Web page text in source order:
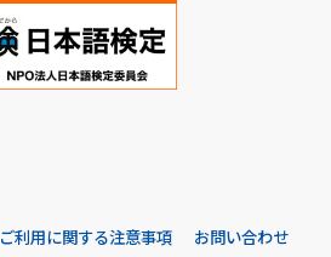
ご利用に関する注意事項
お問い合わせ